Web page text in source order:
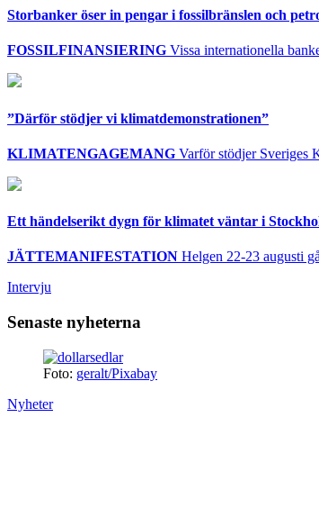
Storbanker öser in pengar i fossilbränslen och
FOSSILFINANSIERING Vissa internationella
”Därför stödjer vi klimatdemonstrationen”
KLIMATENGAGEMANG Varför stödjer Sveriges
Ett händelserikt dygn för klimatet väntar i
JÄTTEMANIFESTATION Helgen 22-23 augusti
Intervju
Senaste nyheterna
Foto: geralt/Pixabay
Nyheter